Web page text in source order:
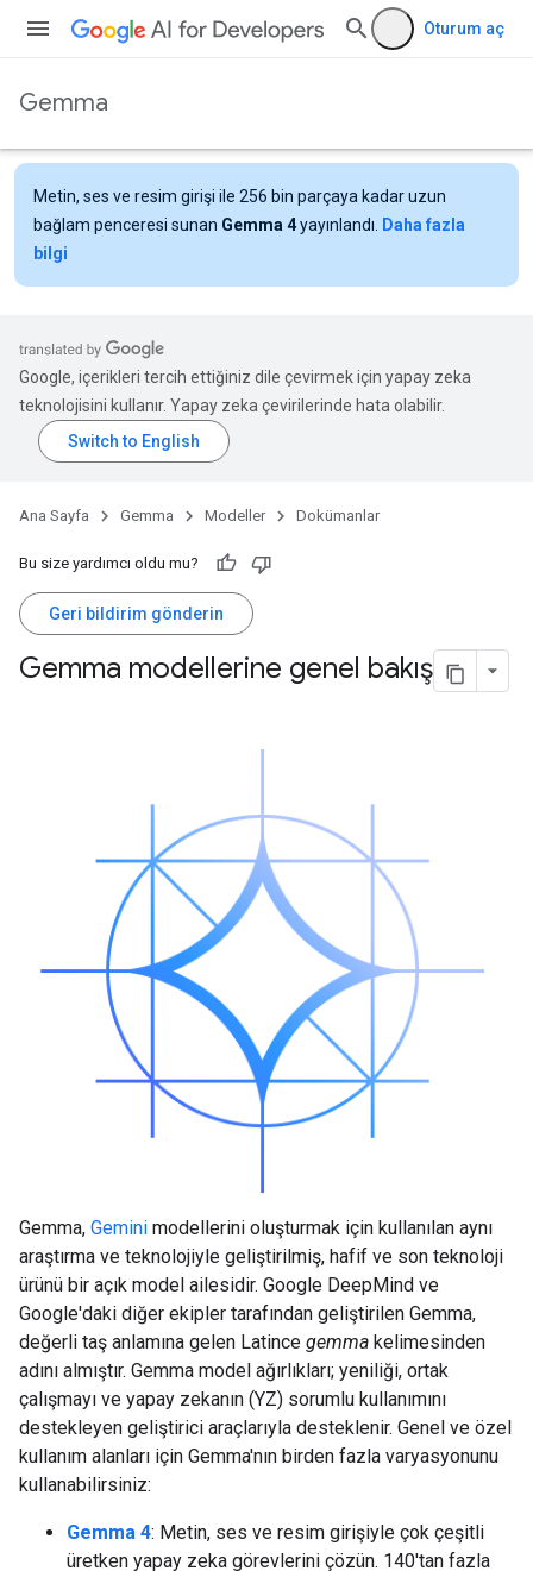
Oturum aç
Gemma
Metin, ses ve resim girişi ile 256 bin parçaya kadar uzun
bağlam penceresi sunan Gemma 4yayınlandı.
Daha fazla
bilgi
Google, içerikleri tercih ettiğiniz dile çevirmek için yapay zeka
teknolojisini kullanır. Yapay zeka çevirilerinde hata olabilir.
Ana Sayfa Gemma Modeller Dokümanlar
Bu size yardımcı oldu mu?
Geri bildirim gönderin
Gemma modellerine genel bakış
Gemma, Gemini modellerini oluşturmak için kullanılan aynı
araştırma ve teknolojiyle geliştirilmiş, hafif ve son teknoloji
ürünü bir açık model ailesidir. Google DeepMind ve
Google'daki diğer ekipler tarafından geliştirilen Gemma,
değerli taş anlamına gelen Latince gemma kelimesinden
adını almıştır. Gemma model ağırlıkları; yeniliği, ortak
çalışmayı ve yapay zekanın (YZ) sorumlu kullanımını
destekleyen geliştirici araçlarıyla desteklenir. Genel ve özel
kullanım alanları için Gemma'nın birden fazla varyasyonunu
kullanabilirsiniz:
Gemma 4: Metin, ses ve resim girişiyle çok çeşitli
üretken yapay zeka görevlerini çözün. 140'tan fazla